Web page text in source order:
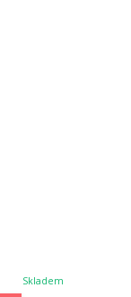
Skladem